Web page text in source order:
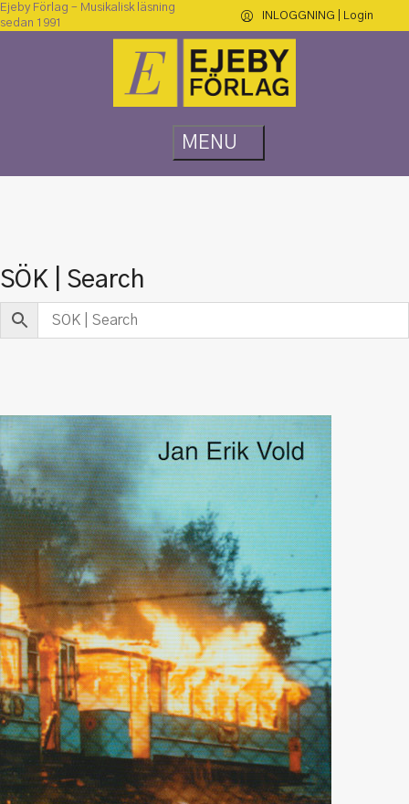
Ejeby Förlag – Musikalisk läsning
sedan 1991
INLOGGNING | Login
SÖK | Search